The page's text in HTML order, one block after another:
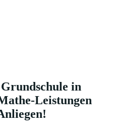
in
Leistungen